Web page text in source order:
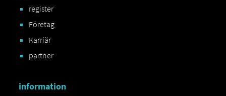
register
Företag
Karriär
partner
information